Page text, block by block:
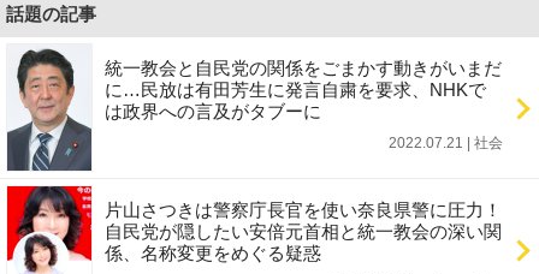
話題の記事
統一教会と自民党の関係をごまかす動きがいまだ
に…民放は有田芳生に発言自粛を要求、NHKで
は政界への言及がタブーに
2022.07.21 | 社会
片山さつきは警察庁長官を使い奈良県警に圧力！
自民党が隠したい安倍元首相と統一教会の深い関
係、名称変更をめぐる疑惑